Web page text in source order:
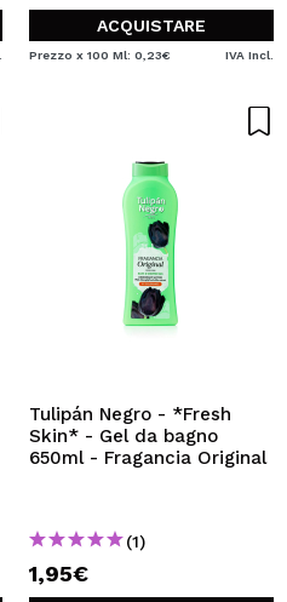
ACQUISTARE
Prezzo x 100 Ml: 0,23€ IVA Incl.
Tulipán Negro - *Fresh
Skin* - Gel da bagno
650ml - Fragancia Original
(1)
1,95€